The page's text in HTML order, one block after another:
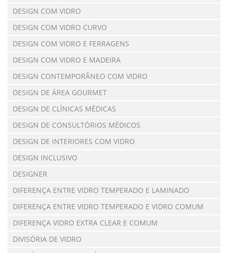
DESIGN COM VIDRO
DESIGN COM VIDRO CURVO
DESIGN COM VIDRO E FERRAGENS
DESIGN COM VIDRO E MADEIRA
DESIGN CONTEMPORÂNEO COM VIDRO
DESIGN DE ÁREA GOURMET
DESIGN DE CLÍNICAS MÉDICAS
DESIGN DE CONSULTÓRIOS MÉDICOS
DESIGN DE INTERIORES COM VIDRO
DESIGN INCLUSIVO
DESIGNER
DIFERENÇA ENTRE VIDRO TEMPERADO E LAMINADO
DIFERENÇA ENTRE VIDRO TEMPERADO E VIDRO COMUM
DIFERENÇA VIDRO EXTRA CLEAR E COMUM
DIVISÓRIA DE VIDRO